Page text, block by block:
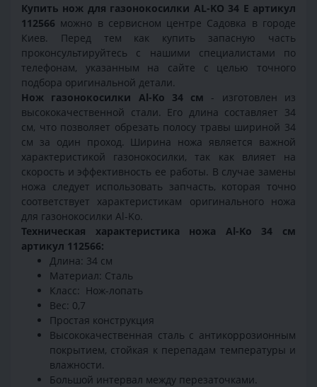
Купить нож для газонокосилки AL-KO 34 E артикул
112566 можно в сервисном центре Садовка в городе
Киев. Перед тем как купить запасную часть
проконсультируйтесь с нашими специалистами по
телефонам, указанным на сайте с целью точного
подбора оригинальной детали.
Нож газонокосилки Al-Ko 34 см - изготовлен из
высококачественной стали. Его длина составляет 34
см, что позволяет обрезать полосу травы шириной 34
см за один проход. Ширина ножа является важной
характеристикой газонокосилки, так как влияет на
скорость и эффективность ее работы. В случае замены
ножа следует использовать запчасть, которая точно
соответствует характеристикам оригинального ножа
для газонокосилки Al-Ko.
Техническая характеристика ножа Al-Ko 34 см
артикул 112566:
Длина: 34 см
Материал: Сталь
Класс: Нож-лопать
Вес: 0,7
Простая конструкция
Высококачественная сталь с антикоррозионным
покрытием, стойкая к перепадам температуры и
влажности.
Большой интервал между перезаточками.